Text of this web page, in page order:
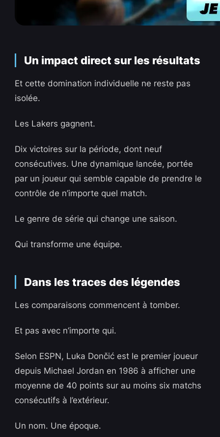
Un impact direct sur les résultats
Et cette domination individuelle ne reste pas
isolée.
Les Lakers gagnent.
Dix victoires sur la période, dont neuf
consécutives. Une dynamique lancée, portée
par un joueur qui semble capable de prendre le
contrôle de n’importe quel match.
Le genre de série qui change une saison.
Qui transforme une équipe.
Dans les traces des légendes
Les comparaisons commencent à tomber.
Et pas avec n’importe qui.
Selon ESPN, Luka Dončić est le premier joueur
depuis Michael Jordan en 1986 à afficher une
moyenne de 40 points sur au moins six matchs
consécutifs à l’extérieur.
Un nom. Une époque.